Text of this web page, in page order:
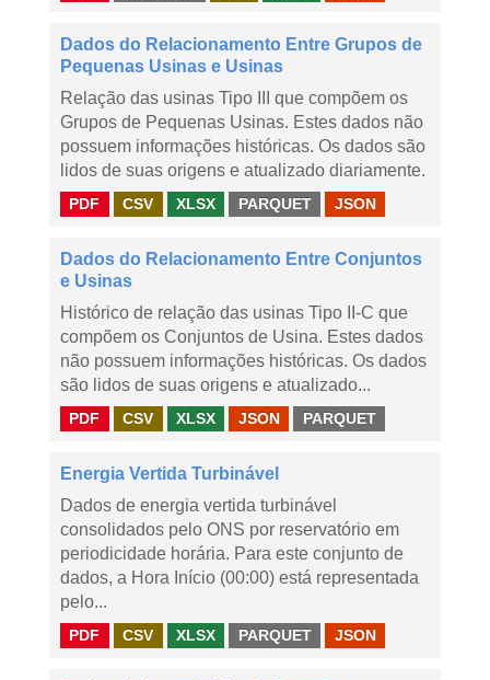
Dados do Relacionamento Entre Grupos de
Pequenas Usinas e Usinas
Relação das usinas Tipo III que compõem os
Grupos de Pequenas Usinas. Estes dados não
possuem informações históricas. Os dados são
lidos de suas origens e atualizado diariamente.
PDF CSV XLSX PARQUET JSON
Dados do Relacionamento Entre Conjuntos
e Usinas
Histórico de relação das usinas Tipo II-C que
compõem os Conjuntos de Usina. Estes dados
não possuem informações históricas. Os dados
são lidos de suas origens e atualizado...
PDF CSV XLSX JSON PARQUET
Energia Vertida Turbinável
Dados de energia vertida turbinável
consolidados pelo ONS por reservatório em
periodicidade horária. Para este conjunto de
dados, a Hora Início (00:00) está representada
pelo...
PDF CSV XLSX PARQUET JSON